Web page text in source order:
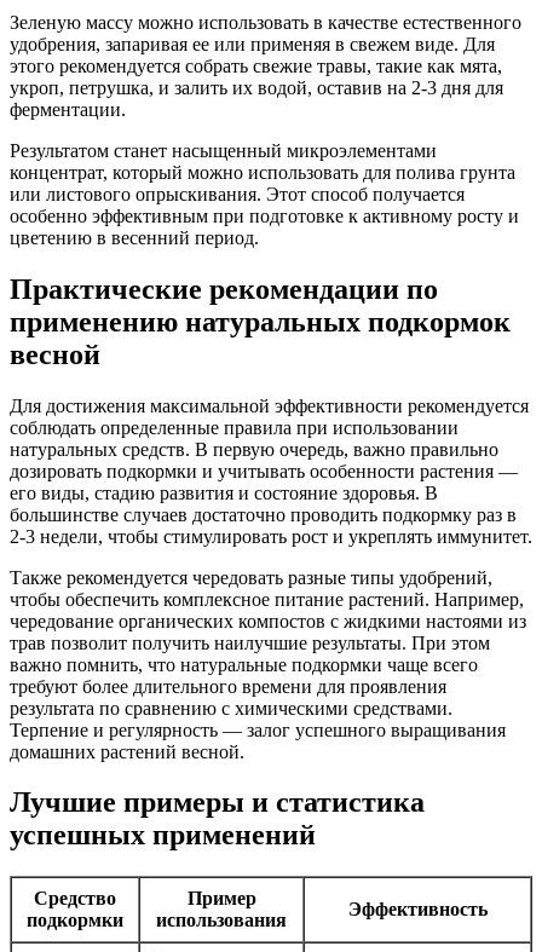
Зеленую массу можно использовать в качестве естественного
удобрения, запаривая ее или применяя в свежем виде. Для
этого рекомендуется собрать свежие травы, такие как мята,
укроп, петрушка, и залить их водой, оставив на 2-3 дня для
ферментации.
Результатом станет насыщенный микроэлементами
концентрат, который можно использовать для полива грунта
или листового опрыскивания. Этот способ получается
особенно эффективным при подготовке к активному росту и
цветению в весенний период.
Практические рекомендации по
применению натуральных подкормок
весной
Для достижения максимальной эффективности рекомендуется
соблюдать определенные правила при использовании
натуральных средств. В первую очередь, важно правильно
дозировать подкормки и учитывать особенности растения —
его виды, стадию развития и состояние здоровья. В
большинстве случаев достаточно проводить подкормку раз в
2-3 недели, чтобы стимулировать рост и укреплять иммунитет.
Также рекомендуется чередовать разные типы удобрений,
чтобы обеспечить комплексное питание растений. Например,
чередование органических компостов с жидкими настоями из
трав позволит получить наилучшие результаты. При этом
важно помнить, что натуральные подкормки чаще всего
требуют более длительного времени для проявления
результата по сравнению с химическими средствами.
Терпение и регулярность — залог успешного выращивания
домашних растений весной.
Лучшие примеры и статистика
успешных применений
Средство
подкормки
Пример
использования
Эффективность